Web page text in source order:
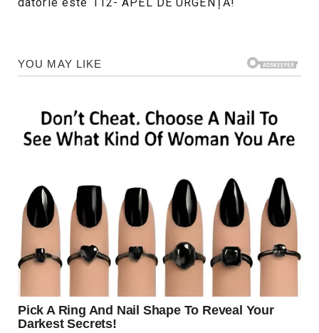
datorie este 112- APEL DE URGENȚĂ!